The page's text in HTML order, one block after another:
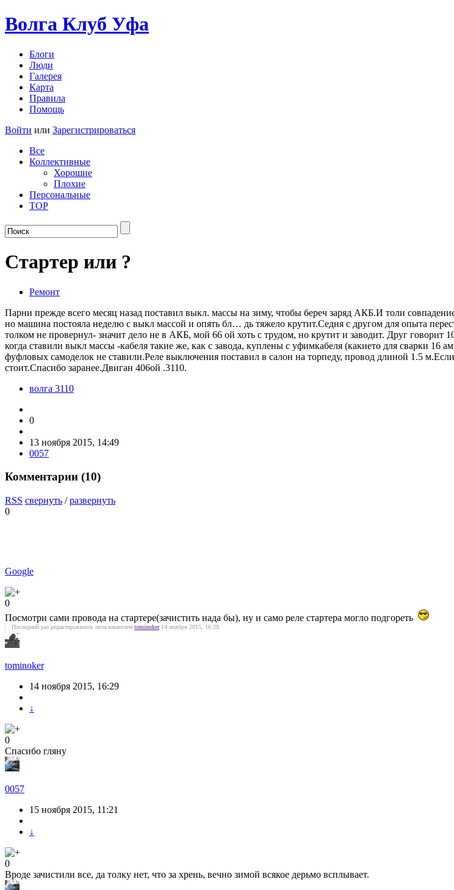
Волга Клуб Уфа
Блоги
Люди
Галерея
Карта
Правила
Помощь
Войти или Зарегистрироваться
Все
Коллективные
Хорошие
Плохие
Персональные
TOP
Стартер или ?
Ремонт
Парни прежде всего месяц назад поставил выкл. массы на зиму, чтобы береч заряд АКБ.И толи
но машина постояла неделю с выкл массой и опять бл… дь тяжело крутит.Седня с другом для опыта
толком не провернул- значит дело не в АКБ, мой 66 ой хоть с трудом, но крутит и заводит. Друг говорит
когда ставили выкл массы -кабеля такие же, как с завода, куплены с уфимкабеля (какието для сварки
фуфловых самоделок не ставили.Реле выключения поставил в салон на торпеду, провод длиной 1.5
стоит.Спасибо заранее.Двиган 406ой .3110.
волга 3110
0
13 ноября 2015, 14:49
0057
Комментарии (10)
RSS свернуть /развернуть
0
Google
0
Посмотри сами провода на стартере(зачистить нада бы), ну и само реле стартера могло подгореть
Последний раз редактировалось пользователем tominoker14 ноября 2015, 16:29.
tominoker
14 ноября 2015, 16:29
↓
0
Спасибо гляну
0057
15 ноября 2015, 11:21
↓
0
Вроде зачистили все, да толку нет, что за хрень, вечно зимой всякое дерьмо всплывает.